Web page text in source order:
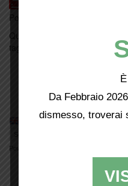
Posted on
Questo articolo è stato
tag
Tumulo di
Il Barbiere di
Da Febbraio
dismesso, troverai